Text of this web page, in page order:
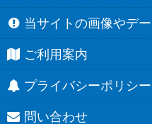
当サイトの画像やデ
ご利用案内
プライバシーポリシー
問い合わせ